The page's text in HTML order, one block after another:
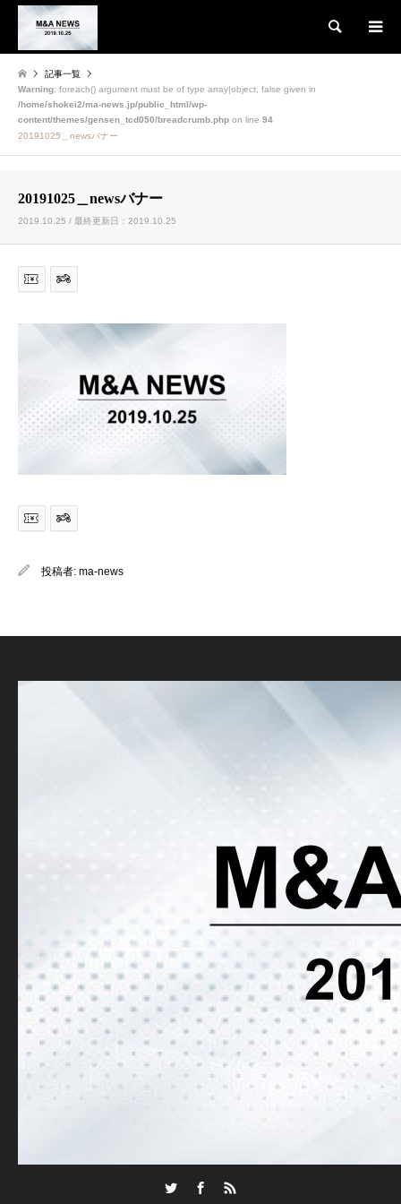
検索
記事一覧
Warning: foreach() argument must be of type array|object, false given in
/home/shokei2/ma-news.jp/public_html/wp-
content/themes/gensen_tcd050/breadcrumb.php on line 94
20191025＿newsバナー
20191025＿newsバナー
2019.10.25 / 最終更新日：2019.10.25
投稿者: ma-news